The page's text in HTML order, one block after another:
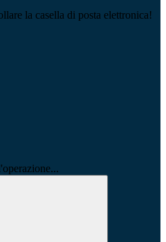
la casella di posta elettronica!